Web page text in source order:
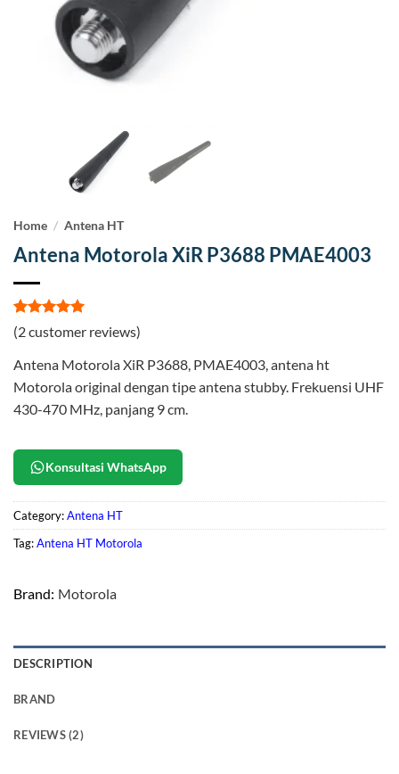
Home / Antena HT
Antena Motorola XiR P3688 PMAE4003
Rated5
out of 5
2
customer
ratings
(2customer reviews)
Antena Motorola XiR P3688, PMAE4003, antena ht
Motorola original dengan tipe antena stubby. Frekuensi UHF
430-470 MHz, panjang 9 cm.
Konsultasi WhatsApp
Category:Antena HT
Tag:Antena HT Motorola
Brand: Motorola
DESCRIPTION
BRAND
REVIEWS (2)